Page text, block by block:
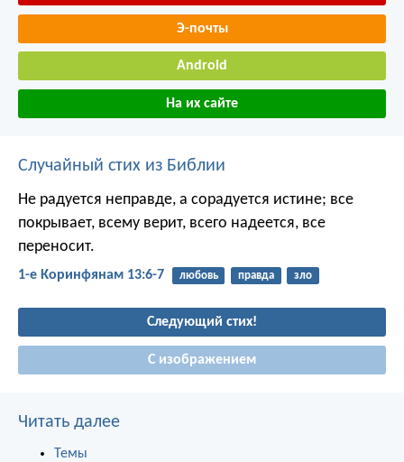
Э-почты
Android
На их сайте
Случайный стих из Библии
Не радуется неправде, а сорадуется истине; все
покрывает, всему верит, всего надеется, все
переносит.
1-е Коринфянам 13:6-7 любовь правда зло
Следующий стих!
С изображением
Читать далее
Темы